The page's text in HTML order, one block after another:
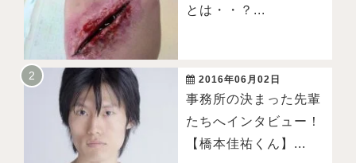
とは・・？...
2016年06月02日
事務所の決まった先輩
たちへインタビュー！
【橋本佳祐くん】...